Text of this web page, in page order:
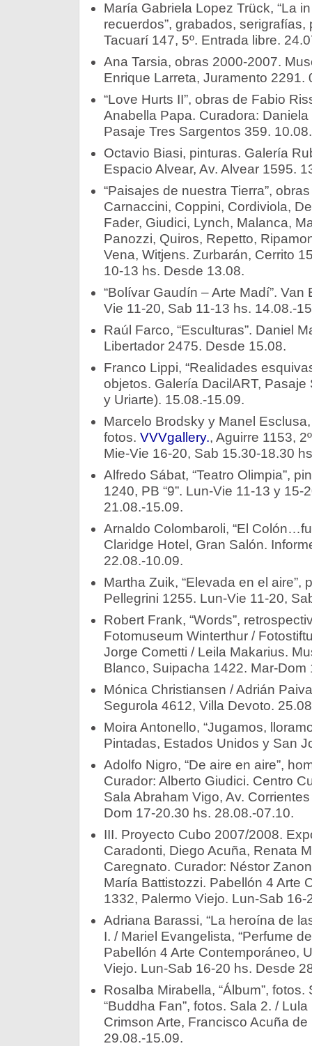
María Gabriela Lopez Trück, “La
recuerdos”, grabados,
Tacuarí 147, 5º. Entrada libre.
Ana Tarsia, obras 2000-2007.
Enrique Larreta, Juramento 2291.
“Love Hurts II”, obras de Fabio
Anabella Papa. Curadora: Daniela
Pasaje Tres Sargentos 359.
Octavio Biasi, pinturas. Galería
Espacio Alvear, Av. Alvear 1595.
“Paisajes de nuestra Tierra”,
Carnaccini, Coppini, Cordiviola,
Fader, Giudici, Lynch, Malanca,
Panozzi, Quiros, Repetto,
Vena, Witjens. Zurbarán, Cerrito
10-13 hs. Desde 13.08.
“Bolívar Gaudín – Arte Madí”.
Vie 11-20, Sab 11-13 hs. 14.08.-
Raúl Farco, “Esculturas”. Daniel
Libertador 2475. Desde 15.08.
Franco Lippi, “Realidades
objetos. Galería DacilART,
y Uriarte). 15.08.-15.09.
Marcelo Brodsky y Manel
fotos. VVVgallery., Aguirre 1153,
Mie-Vie 16-20, Sab 15.30-18.30
Alfredo Sábat, “Teatro Olimpia”,
1240, PB “9”. Lun-Vie 11-13 y 15-
21.08.-15.09.
Arnaldo Colombaroli, “El
Claridge Hotel, Gran Salón.
22.08.-10.09.
Martha Zuik, “Elevada en el aire”,
Pellegrini 1255. Lun-Vie 11-20,
Robert Frank, “Words”,
Fotomuseum Winterthur /
Jorge Cometti / Leila Makarius.
Blanco, Suipacha 1422. Mar-Dom
Mónica Christiansen / Adrián
Segurola 4612, Villa Devoto.
Moira Antonello, “Jugamos,
Pintadas, Estados Unidos y San
Adolfo Nigro, “De aire en aire”,
Curador: Alberto Giudici. Centro
Sala Abraham Vigo, Av.
Dom 17-20.30 hs. 28.08.-07.10.
III. Proyecto Cubo 2007/2008.
Caradonti, Diego Acuña, Renata
Caregnato. Curador: Néstor
María Battistozzi. Pabellón 4 Arte
1332, Palermo Viejo. Lun-Sab
Adriana Barassi, “La heroína de
I. / Mariel Evangelista, “Perfume
Pabellón 4 Arte Contemporáneo,
Viejo. Lun-Sab 16-20 hs. Desde
Rosalba Mirabella, “Álbum”,
“Buddha Fan”, fotos. Sala 2. / Lula
Crimson Arte, Francisco Acuña
29.08.-15.09.